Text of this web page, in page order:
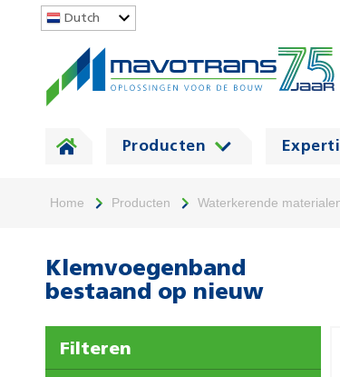
Dutch
Producten
Home Producten Waterkerende
Klemvoegenband
bestaand op nieuw
Filteren